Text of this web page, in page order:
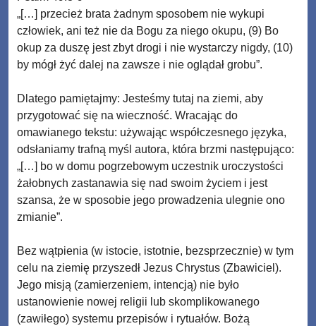
„[…] przecież brata żadnym sposobem nie wykupi
człowiek, ani też nie da Bogu za niego okupu, (9) Bo
okup za duszę jest zbyt drogi i nie wystarczy nigdy, (10)
by mógł żyć dalej na zawsze i nie oglądał grobu”.
Dlatego pamiętajmy: Jesteśmy tutaj na ziemi, aby
przygotować się na wieczność. Wracając do
omawianego tekstu: używając współczesnego języka,
odsłaniamy trafną myśl autora, która brzmi następująco:
„[…] bo w domu pogrzebowym uczestnik uroczystości
żałobnych zastanawia się nad swoim życiem i jest
szansa, że w sposobie jego prowadzenia ulegnie ono
zmianie”.
Bez wątpienia (w istocie, istotnie, bezsprzecznie) w tym
celu na ziemię przyszedł Jezus Chrystus (Zbawiciel).
Jego misją (zamierzeniem, intencją) nie było
ustanowienie nowej religii lub skomplikowanego
(zawiłego) systemu przepisów i rytuałów. Bożą